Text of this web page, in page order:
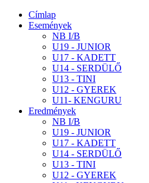
Címlap
Események
NB I/B
U19 - JUNIOR
U17 - KADETT
U14 - SERDÜLŐ
U13 - TINI
U12 - GYEREK
U11- KENGURU
Eredmények
NB I/B
U19 - JUNIOR
U17 - KADETT
U14 - SERDÜLŐ
U13 - TINI
U12 - GYEREK